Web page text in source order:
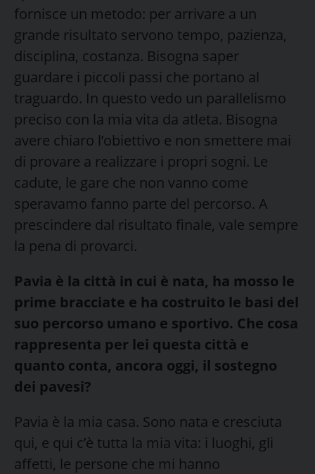
fornisce un metodo: per arrivare a un
grande risultato servono tempo, pazienza,
disciplina, costanza. Bisogna saper
guardare i piccoli passi che portano al
traguardo. In questo vedo un parallelismo
preciso con la mia vita da atleta. Bisogna
avere chiaro l’obiettivo e non smettere mai
di provare a realizzare i propri sogni. Le
cadute, le gare che non vanno come
speravamo fanno parte del percorso. A
prescindere dal risultato finale, vale sempre
la pena di provarci.
Pavia è la città in cui è nata, ha mosso le
prime bracciate e ha costruito le basi del
suo percorso umano e sportivo. Che cosa
rappresenta per lei questa città e
quanto conta, ancora oggi, il sostegno
dei pavesi?
Pavia è la mia casa. Sono nata e cresciuta
qui, e qui c’è tutta la mia vita: i luoghi, gli
affetti, le persone che mi hanno